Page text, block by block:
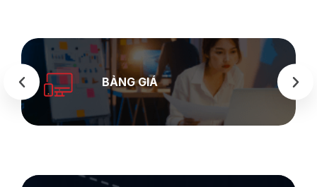
SEASTOCK
WEB